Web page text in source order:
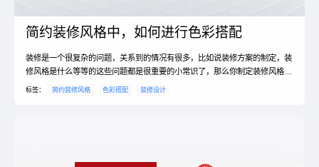
简约装修风格中，如何进行色彩搭配
装修是一个很复杂的问题，关系到的情况有很多，比如说装修方案的制定，装
修风格是什么等等的这些问题都是很重要的小常识了，那么你制定装修风格简
约的特点是什么嘛，其实装修风格有很多，简约的风格是比较常见的，现代简
标签： 简约装修风格 色彩搭配 装修设计